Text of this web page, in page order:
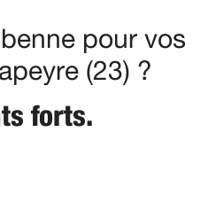
pour vos
(23) ?
forts.